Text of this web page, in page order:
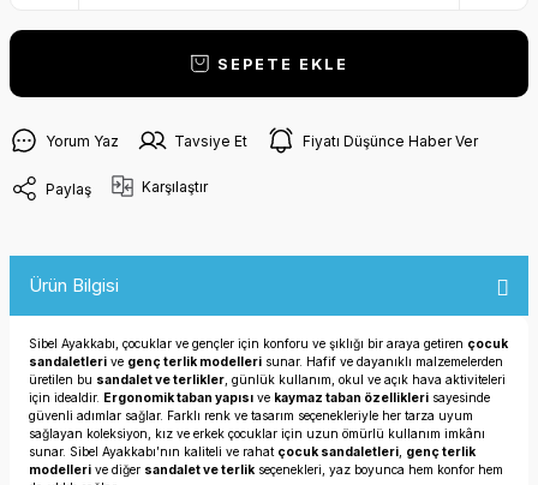
SEPETE EKLE
Yorum Yaz Tavsiye Et Fiyatı Düşünce Haber Ver
Paylaş Karşılaştır
Ürün Bilgisi
Sibel Ayakkabı, çocuklar ve gençler için konforu ve şıklığı bir araya getiren çocuk
sandaletleri ve genç terlik modelleri sunar. Hafif ve dayanıklı malzemelerden
üretilen bu sandalet ve terlikler , günlük kullanım, okul ve açık hava aktiviteleri
için idealdir. Ergonomik taban yapısı ve kaymaz taban özellikleri sayesinde
güvenli adımlar sağlar. Farklı renk ve tasarım seçenekleriyle her tarza uyum
sağlayan koleksiyon, kız ve erkek çocuklar için uzun ömürlü kullanım imkânı
sunar. Sibel Ayakkabı’nın kaliteli ve rahat çocuk sandaletleri genç terlik
modelleri ve diğer sandalet ve terlik seçenekleri, yaz boyunca hem konfor hem